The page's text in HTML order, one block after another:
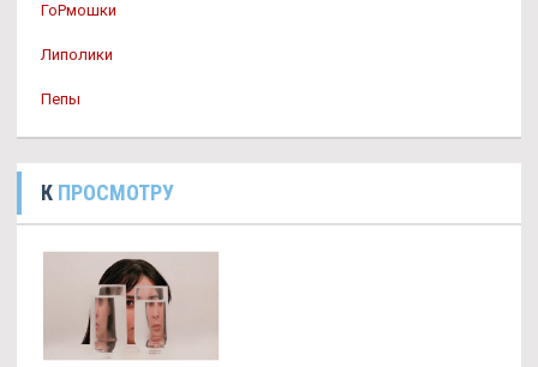
ГоРмошки
Липолики
Пепы
К ПРОСМОТРУ